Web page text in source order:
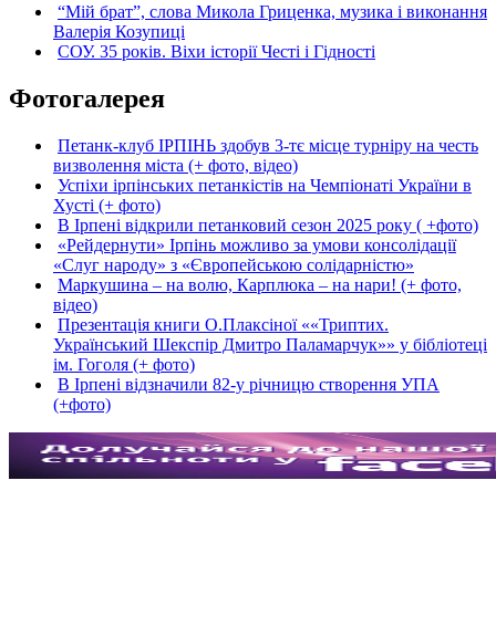
“Мій брат”, слова Микола Гриценка, музика і виконання
Валерія Козупиці
СОУ. 35 років. Віхи історії Честі і Гідності
Фотогалерея
Петанк-клуб ІРПІНЬ здобув 3-тє місце турніру на честь
визволення міста (+ фото, відео)
Успіхи ірпінських петанкістів на Чемпіонаті України в
Хусті (+ фото)
В Ірпені відкрили петанковий сезон 2025 року ( +фото)
«Рейдернути» Ірпінь можливо за умови консолідації
«Слуг народу» з «Європейською солідарністю»
Маркушина – на волю, Карплюка – на нари! (+ фото,
відео)
Презентація книги О.Плаксіної ««Триптих.
Український Шекспір Дмитро Паламарчук»» у бібліотеці
ім. Гоголя (+ фото)
В Ірпені відзначили 82-у річницю створення УПА
(+фото)